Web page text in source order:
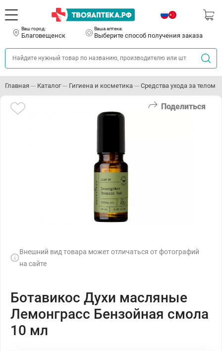
Ваш город:
Благовещенск
Ваша аптека:
Выберите способ получения заказа
Главная Каталог Гигиена и косметика Средства ухода за телом
Поделиться
Внешний вид товара может отличаться от фотографий
на сайте
Ботавикос Духи масляные
Лемонграсс Бензойная смола
10 мл